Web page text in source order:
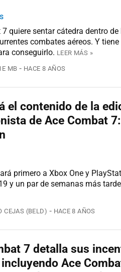
7 quiere sentar cátedra dentro de
combates aéreos. Y tiene
conseguirlo. LEER MÁS »
MB HACE 8 AÑOS
el contenido de la
de Ace Combat
primero a Xbox One y
y un par de semanas más
CEJAS (BELD) HACE 8 AÑOS
7 detalla sus
Ace